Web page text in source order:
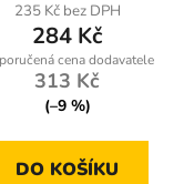
235 Kč bez DPH
284 Kč
313 Kč
(–9 %)
DO KOŠÍKU